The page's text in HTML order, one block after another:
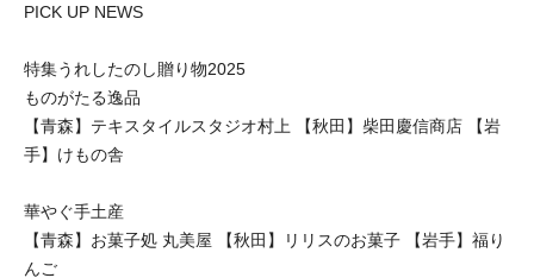
PICK UP NEWS
特集うれしたのし贈り物2025
ものがたる逸品
【青森】テキスタイルスタジオ村上 【秋田】柴田慶信商店 【岩
手】けもの舎
華やぐ手土産
【青森】お菓子処 丸美屋 【秋田】リリスのお菓子 【岩手】福り
んご